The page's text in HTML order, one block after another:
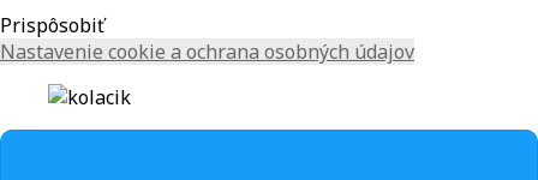
Prispôsobiť
Nastavenie cookie a ochrana osobných údajov